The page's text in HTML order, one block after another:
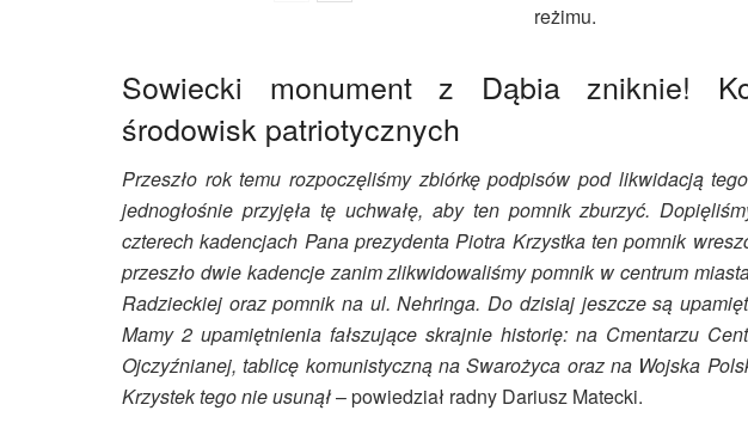
reżimu.
Sowiecki monument z Dąbia zniknie!
środowisk patriotycznych
Przeszło rok temu rozpoczęliśmy zbiórkę podpisów pod likwidacją
jednogłośnie przyjęła tę uchwałę, aby ten pomnik zburzyć.
czterech kadencjach Pana prezydenta Piotra Krzystka ten pomnik
przeszło dwie kadencje zanim zlikwidowaliśmy pomnik w centrum
Radzieckiej oraz pomnik na ul. Nehringa. Do dzisiaj jeszcze są
Mamy 2 upamiętnienia fałszujące skrajnie historię: na Cmentarzu
Ojczyźnianej, tablicę komunistyczną na Swarożyca oraz na Wojska
Krzystek tego nie usunął– powiedział radny Dariusz Matecki.